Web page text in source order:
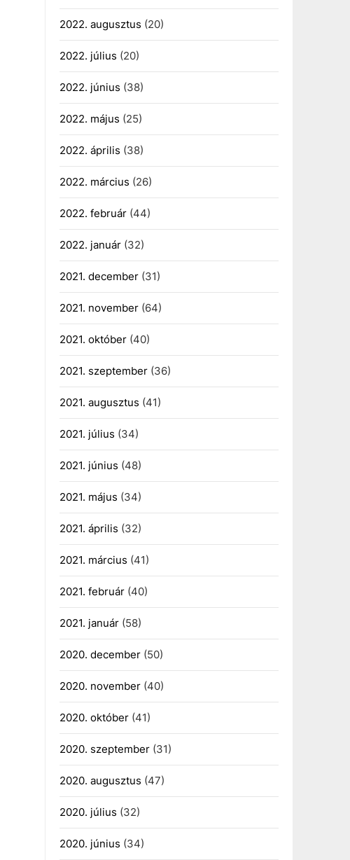
2022. augusztus (20)
2022. július (20)
2022. június (38)
2022. május (25)
2022. április (38)
2022. március (26)
2022. február(44)
2022. január(32)
2021. december(31)
2021. november(64)
2021. október(40)
2021. szeptember(36)
2021. augusztus (41)
2021. július (34)
2021. június (48)
2021. május (34)
2021. április (32)
2021. március (41)
2021. február(40)
2021. január(58)
2020. december(50)
2020. november(40)
2020. október(41)
2020. szeptember(31)
2020. augusztus (47)
2020. július (32)
2020. június (34)